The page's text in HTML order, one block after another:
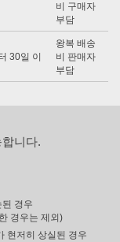
비 구매자
부담
30일 이
왕복 배송
비 판매자
부담
니다.
경우
경우는 제외)
현저히 상실된 경우